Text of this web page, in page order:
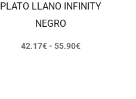
PLATO LLANO INFINITY
NEGRO
42.17€- 55.90€